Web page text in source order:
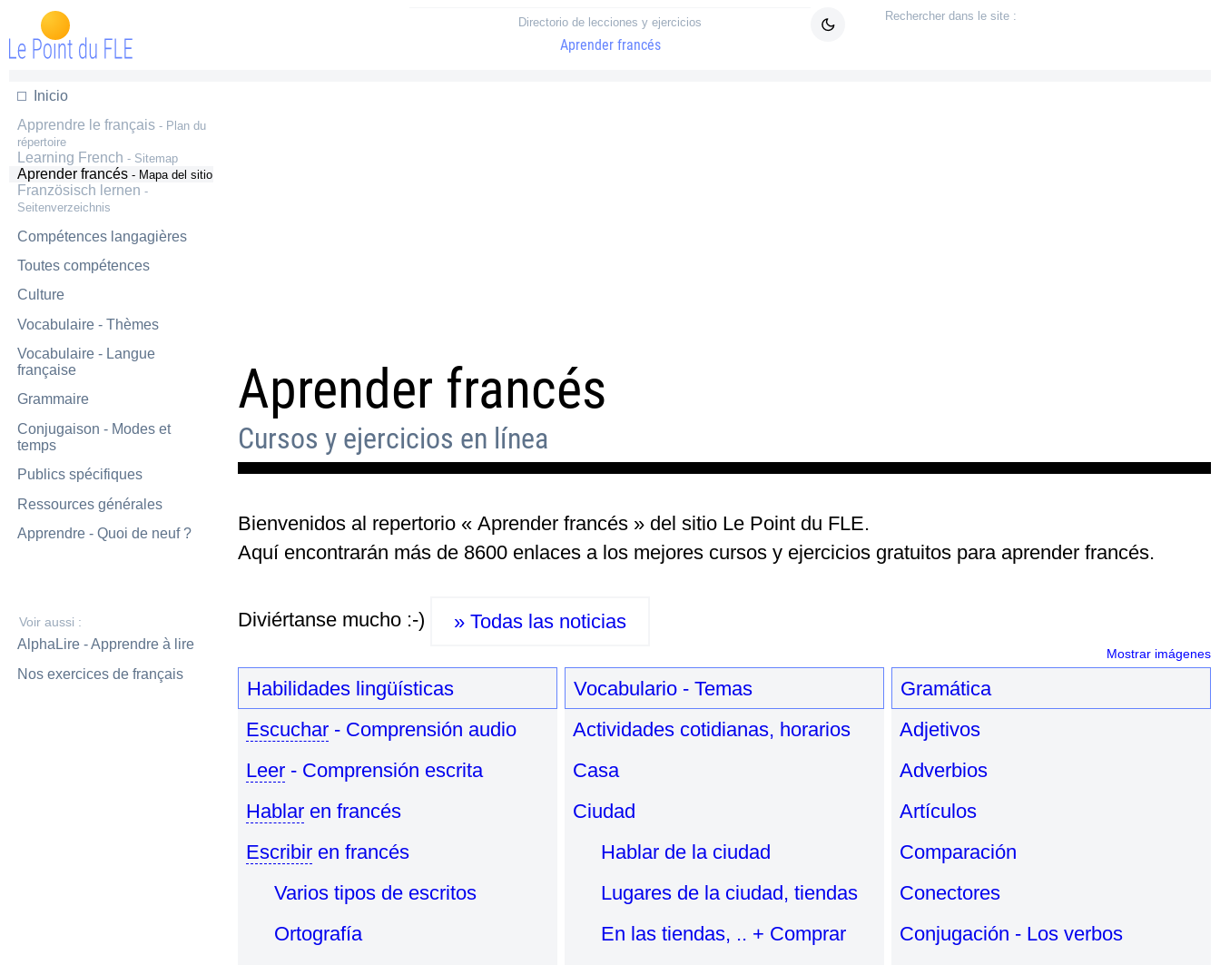
Directorio de lecciones y ejercicios
Aprender francés
Inicio
Apprendre le français - Plan du
répertoire
Learning French - Sitemap
Aprender francés - Mapa del sitio
Französisch lernen -
Seitenverzeichnis
Compétences langagières
Toutes compétences
Culture
Vocabulaire - Thèmes
Vocabulaire - Langue
française
Grammaire
Conjugaison - Modes et
temps
Publics spécifiques
Ressources générales
Apprendre - Quoi de neuf ?
AlphaLire - Apprendre à lire
Nos exercices de français
Aprender francés
Cursos y ejercicios en línea
Mostrar imágenes
Bienvenidos al repertorio « Aprender francés » del sitio Le Point du FLE.
Aquí encontrarán más de 8600 enlaces a los mejores cursos y ejercicios gratuitos para aprender francés.
Diviértanse mucho :-) » Todas las noticias
Habilidades lingüísticas
Escuchar - Comprensión audio
Leer - Comprensión escrita
Hablar en francés
Escribir en francés
Varios tipos de escritos
Ortografía
Vocabulario - Temas
Actividades cotidianas, horarios
Casa
Ciudad
Hablar de la ciudad
Lugares de la ciudad, tiendas
En las tiendas, .. + Comprar
Gramática
Adjetivos
Adverbios
Artículos
Comparación
Conectores
Conjugación - Los verbos